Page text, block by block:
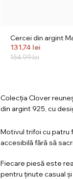
Cercei din argint
154,99lei
131,74 lei
Colecția Clover
din argint 925, cu
Motivul trifoi cu patru
accesibilă fără să
Fiecare piesă este
pentru ținute casual